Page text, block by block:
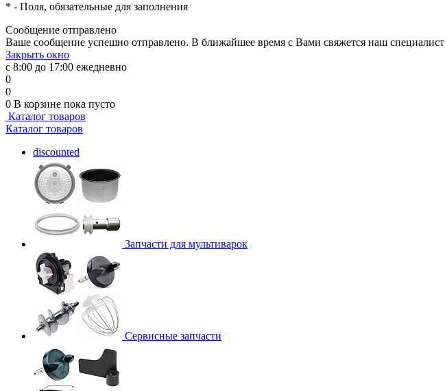
* - Поля, обязательные для заполнения
Сообщение отправлено
Ваше сообщение успешно отправлено. В ближайшее время с Вами свяжется наш специалист
Закрыть окно
с 8:00 до 17:00 ежедневно
0
0
0 В корзине пока пусто
Каталог товаров
Каталог товаров
discounted
Запчасти для мультиварок
Сервисные запчасти